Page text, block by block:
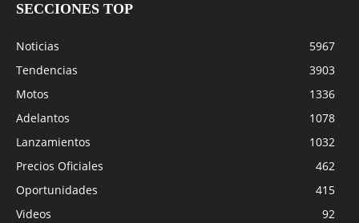
SECCIONES TOP
Noticias
5967
Tendencias
3903
Motos
1336
Adelantos
1078
Lanzamientos
1032
Precios Oficiales
462
Oportunidades
415
Videos
92